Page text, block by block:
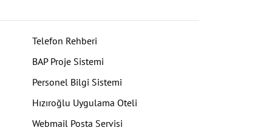
Telefon Rehberi
BAP Proje Sistemi
Personel Bilgi Sistemi
Hızıroğlu Uygulama Oteli
Webmail Posta Servisi